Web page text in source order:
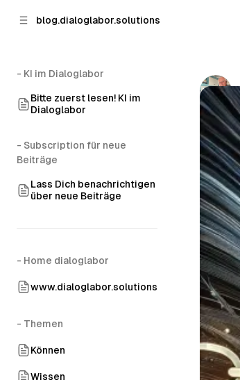
blog.dialoglabor.solutions
- KI im Dialoglabor
Bitte zuerst lesen! KI im
Dialoglabor
- Subscription für neue
Beiträge
Lass Dich benachrichtigen
über neue Beiträge
- Home dialoglabor
www.dialoglabor.solutions
- Themen
Können
Wissen